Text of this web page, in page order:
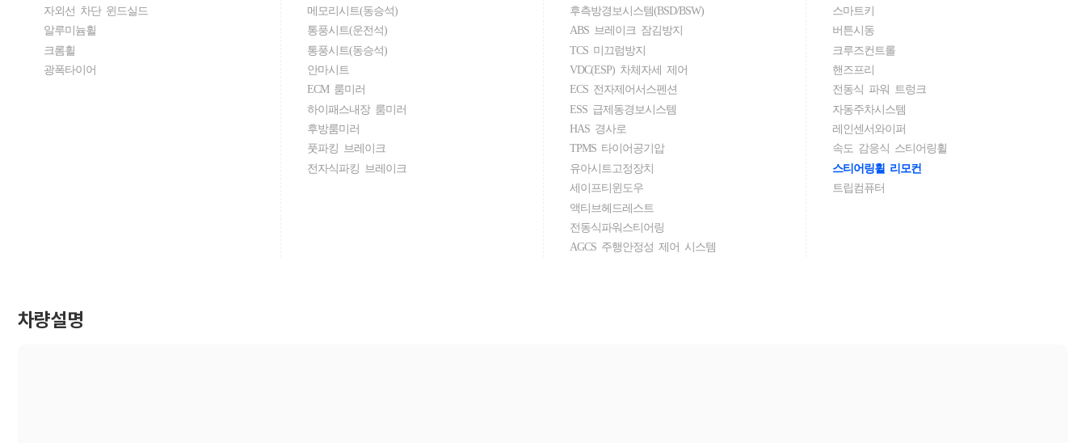
자외선 차단 윈드실드
알루미늄휠
크롬휠
광폭타이어
메모리시트(동승석)
통풍시트(운전석)
통풍시트(동승석)
안마시트
ECM 룸미러
하이패스내장 룸미러
후방룸미러
풋파킹 브레이크
전자식파킹 브레이크
후측방경보시스템(BSD/BSW)
ABS 브레이크 잠김방지
TCS 미끄럼방지
VDC(ESP) 차체자세 제어
ECS 전자제어서스펜션
ESS 급제동경보시스템
HAS 경사로
TPMS 타이어공기압
유아시트고정장치
세이프티윈도우
액티브헤드레스트
전동식파워스티어링
AGCS 주행안정성 제어 시스템
스마트키
버튼시동
크루즈컨트롤
핸즈프리
전동식 파워 트렁크
자동주차시스템
레인센서와이퍼
속도 감응식 스티어링휠
스티어링휠 리모컨
트립컴퓨터
차량설명